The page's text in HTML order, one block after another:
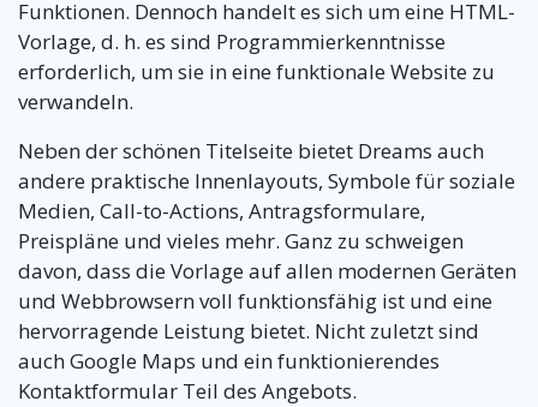
Funktionen. Dennoch handelt es sich um eine HTML-
Vorlage, d. h. es sind Programmierkenntnisse
erforderlich, um sie in eine funktionale Website zu
verwandeln.
Neben der schönen Titelseite bietet Dreams auch
andere praktische Innenlayouts, Symbole für soziale
Medien, Call-to-Actions, Antragsformulare,
Preispläne und vieles mehr. Ganz zu schweigen
davon, dass die Vorlage auf allen modernen Geräten
und Webbrowsern voll funktionsfähig ist und eine
hervorragende Leistung bietet. Nicht zuletzt sind
auch Google Maps und ein funktionierendes
Kontaktformular Teil des Angebots.